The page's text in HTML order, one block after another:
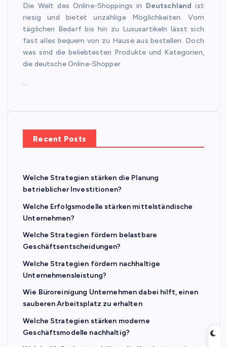
Die Welt des Online-Shoppings in Deutschland ist
riesig und bietet unzählige Möglichkeiten. Vom
täglichen Bedarf bis hin zu Luxusartikeln lässt sich
fast alles bequem von zu Hause aus bestellen. Doch
was sind die beliebtesten Produkte und Kategorien,
die deutsche Online-Shopper
…
Recent Posts
Welche Strategien stärken die Planung
betrieblicher Investitionen?
Welche Erfolgsmodelle stärken mittelständische
Unternehmen?
Welche Strategien fördern belastbare
Geschäftsentscheidungen?
Welche Strategien fördern nachhaltige
Unternehmensleistung?
Wie Büroreinigung Unternehmen dabei hilft, einen
sauberen Arbeitsplatz zu erhalten
Welche Strategien stärken moderne
Geschäftsmodelle nachhaltig?